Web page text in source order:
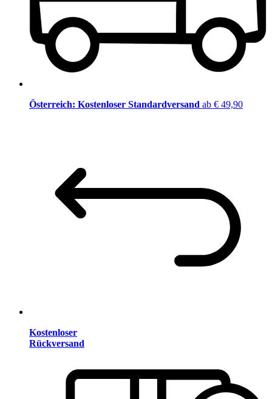
Österreich: Kostenloser Standardversand ab € 49,90
Kostenloser
Rückversand